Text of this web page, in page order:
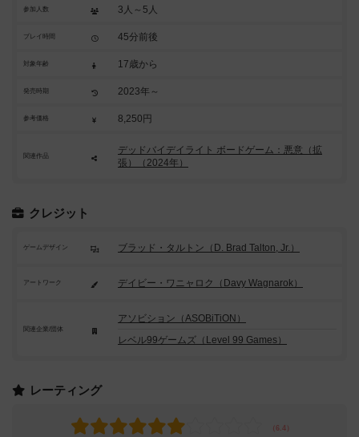
参加人数 3人～5人
プレイ時間 45分前後
対象年齢 17歳から
発売時期 2023年～
参考価格 8,250円
関連作品
デッドバイデイライト ボードゲーム：悪意（拡
張）（2024年）
クレジット
ゲームデザイン ブラッド・タルトン（D. Brad Talton, Jr.）
アートワーク デイビー・ワニャロク（Davy Wagnarok）
関連企業/団体
アソビション（ASOBiTiON）
レベル99ゲームズ（Level 99 Games）
レーティング